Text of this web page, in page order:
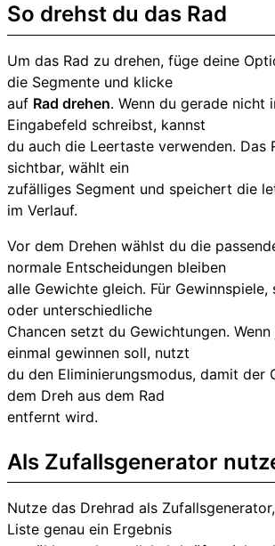
So drehst du das Rad
Um das Rad zu drehen, füge deine
die Segmente und klicke
auf Rad drehen. Wenn du gerade nicht
Eingabefeld schreibst, kannst
du auch die Leertaste verwenden. Das
sichtbar, wählt ein
zufälliges Segment und speichert die
im Verlauf.
Vor dem Drehen wählst du die
normale Entscheidungen bleiben
alle Gewichte gleich. Für Gewinnspiele,
oder unterschiedliche
Chancen setzt du Gewichtungen.
einmal gewinnen soll, nutzt
du den Eliminierungsmodus, damit der
dem Dreh aus dem Rad
entfernt wird.
Als Zufallsgenerator
Nutze das Drehrad als
Liste genau ein Ergebnis